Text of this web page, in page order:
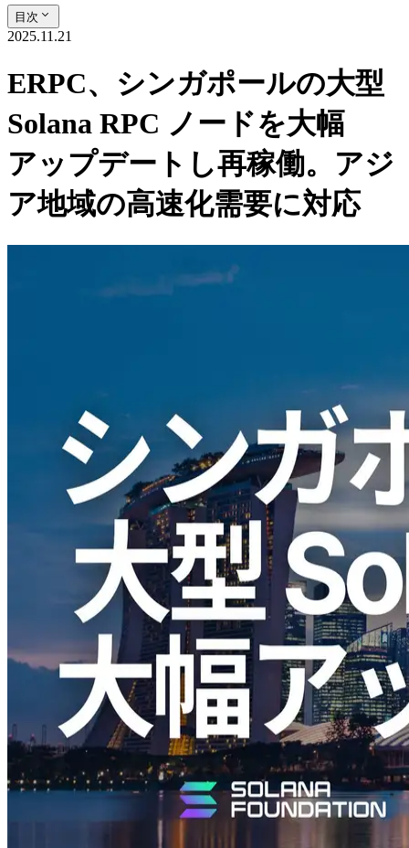
目次
2025.11.21
ERPC、シンガポールの大型
Solana RPC ノードを大幅
アップデートし再稼働。アジ
ア地域の高速化需要に対応
ELSOUL LABO B.V.（本社：オランダ・アムステルダム、代
表取締役CEO：川崎文武）と Validators DAO が運営する
ERPC は、シンガポール（SGP）リージョンにおいて大型
Solana RPC ノード(HTTP/WebSocket)について、Solana の主要
ネットワークデータセンターにて大幅なアップデートを実施
し、再稼働を開始したことをお知らせします。
これにより、Solana の主要ネットワークレイヤーに対する往
復 ping は、従来の 1ms 超から 0 コンマ台（0.x ms）へと短縮
されました。シンガポール、ベトナム、香港、台湾、中国を
はじめとするアジア地域からのアクセスにおいて、パフォー
マンスの明確な改善が確認されています。
近年アジア地域からの Solana 利用は拡大を続けており、本
アップデートはその需要と高速化ニーズに対応するための取
り組みです。
シンガポールが Solana 用途で重要な理
由
シンガポールはアジアにおける主要な国際金融センターであ